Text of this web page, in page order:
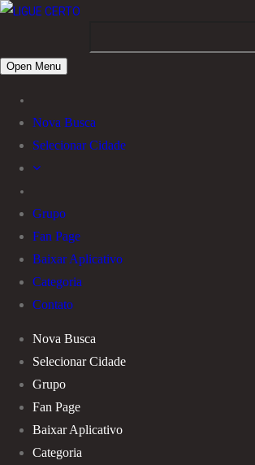
Open Menu
Nova Busca
Selecionar Cidade
Grupo
Fan Page
Baixar Aplicativo
Categoria
Contato
Nova Busca
Selecionar Cidade
Grupo
Fan Page
Baixar Aplicativo
Categoria